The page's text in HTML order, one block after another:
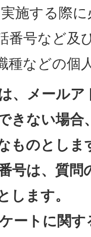
施する際
番号など及
種などの個
は、メール
きない場合
ものとしま
番号は、質
します。
ケートに関